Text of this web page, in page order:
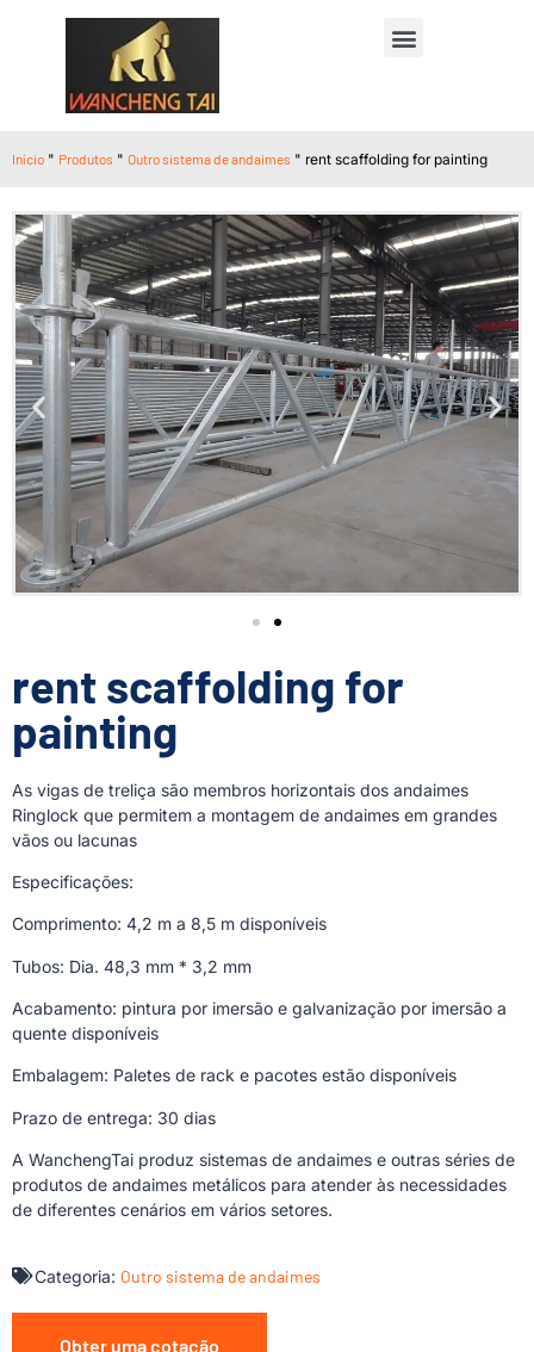
Início " Produtos " Outro sistema de andaimes " rent scaffolding for painting
rent scaffolding for
painting
As vigas de treliça são membros horizontais dos andaimes
Ringlock que permitem a montagem de andaimes em grandes
vãos ou lacunas
Especificações:
Comprimento: 4,2 m a 8,5 m disponíveis
Tubos: Dia. 48,3 mm * 3,2 mm
Acabamento: pintura por imersão e galvanização por imersão a
quente disponíveis
Embalagem: Paletes de rack e pacotes estão disponíveis
Prazo de entrega: 30 dias
A WanchengTai produz sistemas de andaimes e outras séries de
produtos de andaimes metálicos para atender às necessidades
de diferentes cenários em vários setores.
Categoria: Outro sistema de andaimes
Obter uma cotação